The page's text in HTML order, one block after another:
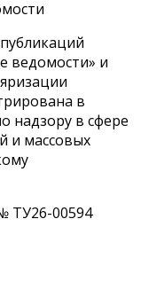
ведомости» и
в
надзору в сфере
и массовых
ТУ26-00594